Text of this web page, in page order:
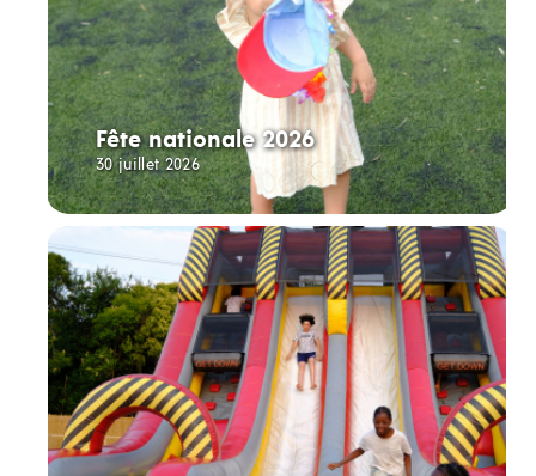
Fête nationale 2026
30 juillet 2026